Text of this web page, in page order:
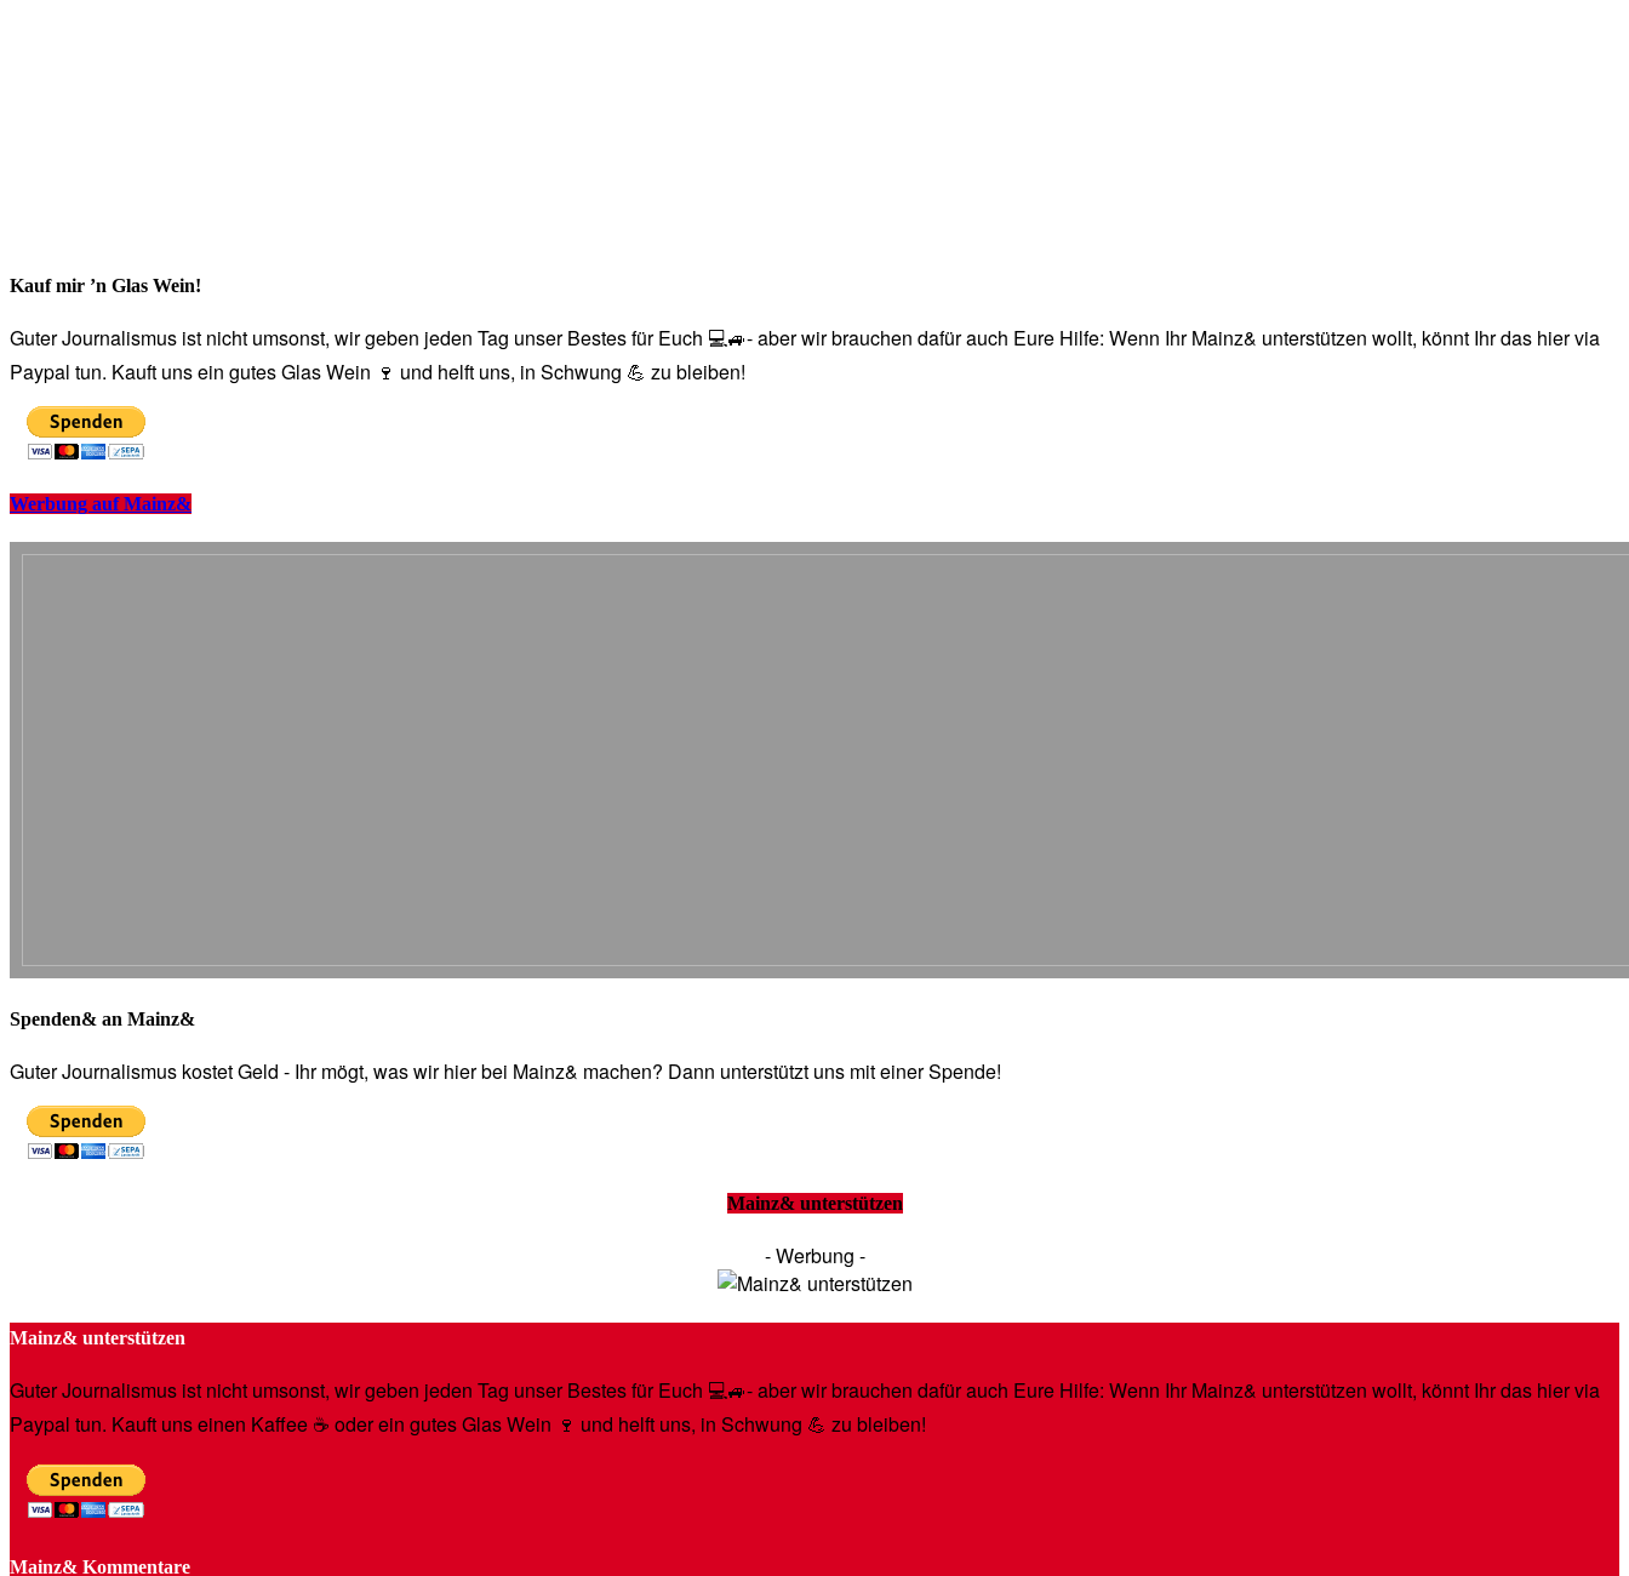
Kauf mir ’n Glas Wein!
Guter Journalismus ist nicht umsonst, wir geben jeden Tag unser Bestes für Euch 💻🚙- aber wir brauchen dafür auch Eure Hilfe: Wenn Ihr Mainz& unterstützen wollt, könnt Ihr das hier via
Paypal tun. Kauft uns ein gutes Glas Wein 🍷 und helft uns, in Schwung 💪 zu bleiben!
Werbung auf Mainz&
Spenden& an Mainz&
Guter Journalismus kostet Geld - Ihr mögt, was wir hier bei Mainz& machen? Dann unterstützt uns mit einer Spende!
Mainz& unterstützen
- Werbung -
Mainz& unterstützen
Guter Journalismus ist nicht umsonst, wir geben jeden Tag unser Bestes für Euch 💻🚙- aber wir brauchen dafür auch Eure Hilfe: Wenn Ihr Mainz& unterstützen wollt, könnt Ihr das hier via
Paypal tun. Kauft uns einen Kaffee ☕️ oder ein gutes Glas Wein 🍷 und helft uns, in Schwung 💪 zu bleiben!
Mainz& Kommentare